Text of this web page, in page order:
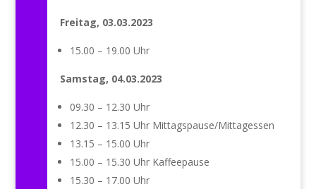
Freitag, 03.03.2023
15.00 – 19.00 Uhr
Samstag, 04.03.2023
09.30 – 12.30 Uhr
12.30 – 13.15 Uhr Mittagspause/Mittagessen
13.15 – 15.00 Uhr
15.00 – 15.30 Uhr Kaffeepause
15.30 – 17.00 Uhr